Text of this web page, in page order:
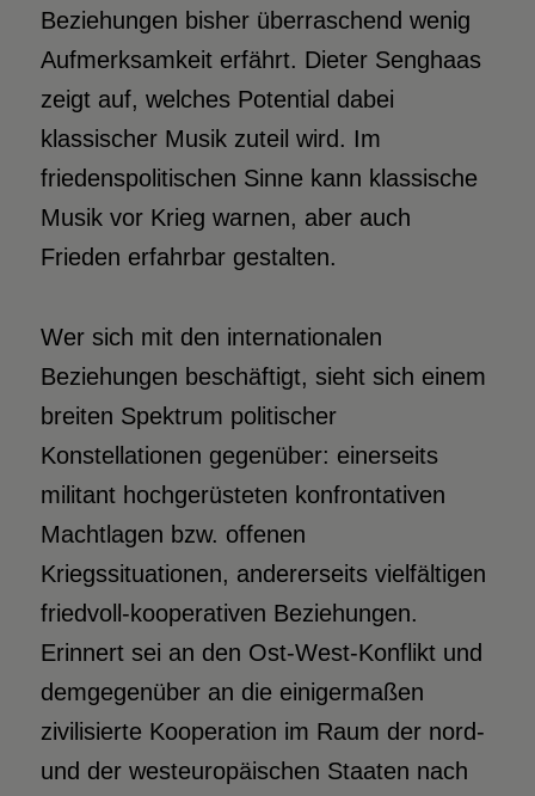
Beziehungen bisher überraschend wenig
Aufmerksamkeit erfährt. Dieter Senghaas
zeigt auf, welches Potential dabei
klassischer Musik zuteil wird. Im
friedenspolitischen Sinne kann klassische
Musik vor Krieg warnen, aber auch
Frieden erfahrbar gestalten.
Wer sich mit den internationalen
Beziehungen beschäftigt, sieht sich einem
breiten Spektrum politischer
Konstellationen gegenüber: einerseits
militant hochgerüsteten konfrontativen
Machtlagen bzw. offenen
Kriegssituationen, andererseits vielfältigen
friedvoll-kooperativen Beziehungen.
Erinnert sei an den Ost-West-Konflikt und
demgegenüber an die einigermaßen
zivilisierte Kooperation im Raum der nord-
und der westeuro­päischen Staaten nach